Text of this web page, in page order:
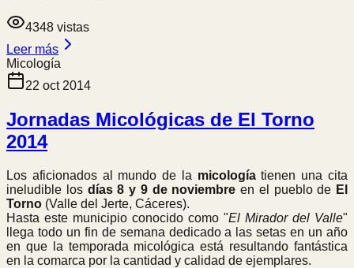
4348 vistas
Leer más
Micología
22 oct 2014
Jornadas Micológicas de El Torno
2014
Los aficionados al mundo de la micologíatienen una cita
ineludible los días 8 y 9 de noviembre en el pueblo de El
Torno (Valle del Jerte, Cáceres).
Hasta este municipio conocido como "El Mirador del Valle"
llega todo un fin de semana dedicado a las setas en un año
en que la temporada micológica está resultando fantástica
en la comarca por la cantidad y calidad de ejemplares.